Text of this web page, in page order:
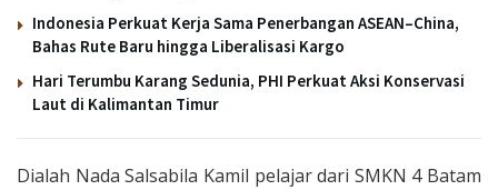
Indonesia Perkuat Kerja Sama Penerbangan ASEAN–China,
Bahas Rute Baru hingga Liberalisasi Kargo
Hari Terumbu Karang Sedunia, PHI Perkuat Aksi Konservasi
Laut di Kalimantan Timur
Dialah Nada Salsabila Kamil pelajar dari SMKN 4 Batam